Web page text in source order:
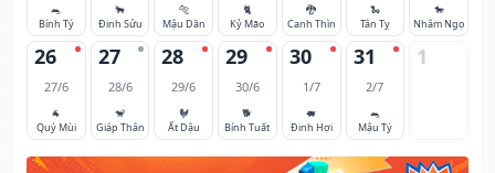
🐀
Bính Tý
🐂
Đinh Sửu
🐅
Mậu Dần
🐈
Kỷ Mão
🐉
Canh Thìn
🐍
Tân Tỵ
🐎
Nhâm Ngọ
26
27/6
🐐
Quý Mùi
27
28/6
🐒
Giáp Thân
28
29/6
🐓
Ất Dậu
29
30/6
🐕
Bính Tuất
30
1/7
🐖
Đinh Hợi
31
2/7
🐀
Mậu Tý
1